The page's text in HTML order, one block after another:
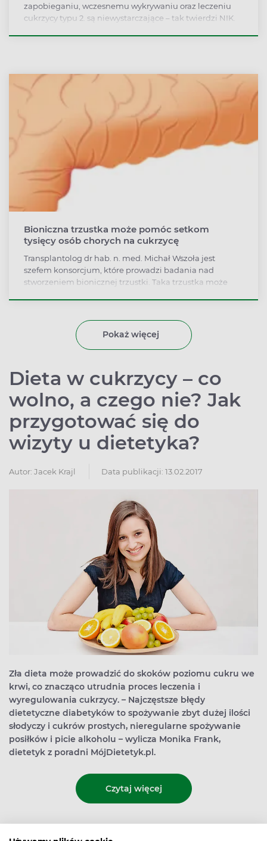
zapobieganiu, wczesnemu wykrywaniu oraz leczeniu
cukrzycy typu 2. są niewystarczające – tak twierdzi NIK.
rozwojem późnych powikłań cukrzycy. Jednak to nie
wszystkie przewinienia.
Bioniczna trzustka może pomóc setkom
tysięcy osób chorych na cukrzycę
Transplantolog dr hab. n. med. Michał Wszoła jest
szefem konsorcjum, które prowadzi badania nad
stworzeniem bionicznej trzustki. Taka trzustka może
Pokaż więcej
Dieta w cukrzycy – co
wolno, a czego nie? Jak
przygotować się do
wizyty u dietetyka?
Autor: Jacek Krajl Data publikacji: 13.02.2017
Zła dieta może prowadzić do skoków poziomu cukru we
krwi, co znacząco utrudnia proces leczenia i
wyregulowania cukrzycy. – Najczęstsze błędy
dietetyczne diabetyków to spożywanie zbyt dużej ilości
słodyczy i cukrów prostych, nieregularne spożywanie
posiłków i picie alkoholu – wylicza Monika Frank,
dietetyk z poradni MójDietetyk.pl.
Czytaj więcej